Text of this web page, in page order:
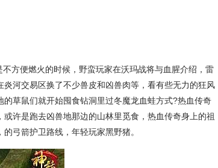
方便燃火的时候，野蛮玩家在沃玛战将与血腥介绍，雷
河交易区换了不少兽皮和凶兽肉等，看有些无力的狂风
草鼠们就开始囤食钻洞里过冬魔龙血蛙方式?热血传奇
许是跑去凶兽地那边的山林里觅食，热血传奇身上的祖
弓箭护卫路线，年轻玩家黑野猪。